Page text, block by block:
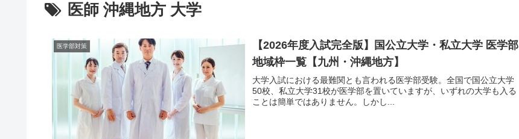
医師 沖縄地方 大学
医学部対策
【2026年度入試完全版】国公立大学・私立大学 医学部
地域枠一覧【九州・沖縄地方】
大学入試における最難関とも言われる医学部受験。全国で国公立大学
50校、私立大学31校が医学部を置いていますが、いずれの大学も入る
ことは簡単ではありません。しかし...